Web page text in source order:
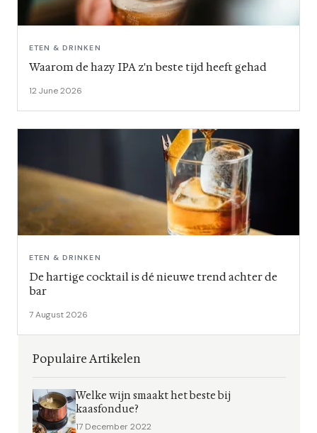
ETEN & DRINKEN
Waarom de hazy IPA z'n beste tijd heeft gehad
12 June 2026
ETEN & DRINKEN
De hartige cocktail is dé nieuwe trend achter de
bar
7 August 2026
Populaire Artikelen
Welke wijn smaakt het beste bij
kaasfondue?
17 December 2022